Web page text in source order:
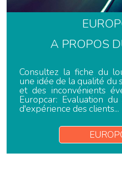
A PROPOS
Consultez la fiche du
une idée de la qualité du
et des inconvénients
Europcar: Evaluation
d'expérience des clients...